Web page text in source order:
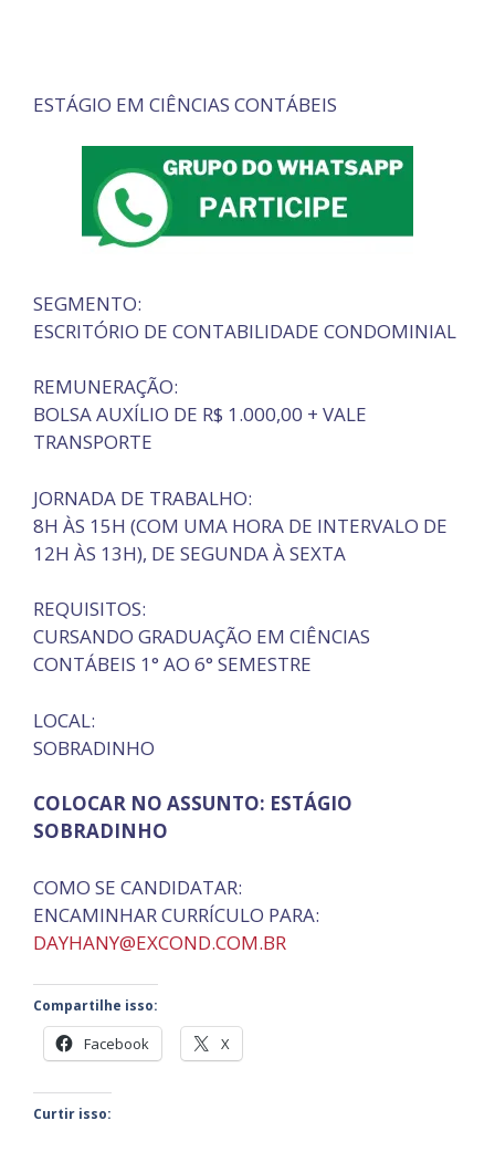
ESTÁGIO EM CIÊNCIAS CONTÁBEIS
SEGMENTO:
ESCRITÓRIO DE CONTABILIDADE CONDOMINIAL
REMUNERAÇÃO:
BOLSA AUXÍLIO DE R$ 1.000,00 + VALE
TRANSPORTE
JORNADA DE TRABALHO:
8H ÀS 15H (COM UMA HORA DE INTERVALO DE
12H ÀS 13H), DE SEGUNDA À SEXTA
REQUISITOS:
CURSANDO GRADUAÇÃO EM CIÊNCIAS
CONTÁBEIS 1° AO 6° SEMESTRE
LOCAL:
SOBRADINHO
COLOCAR NO ASSUNTO: ESTÁGIO
SOBRADINHO
COMO SE CANDIDATAR:
ENCAMINHAR CURRÍCULO PARA:
DAYHANY@EXCOND.COM.BR
Compartilhe isso:
Facebook X
Curtir isso: